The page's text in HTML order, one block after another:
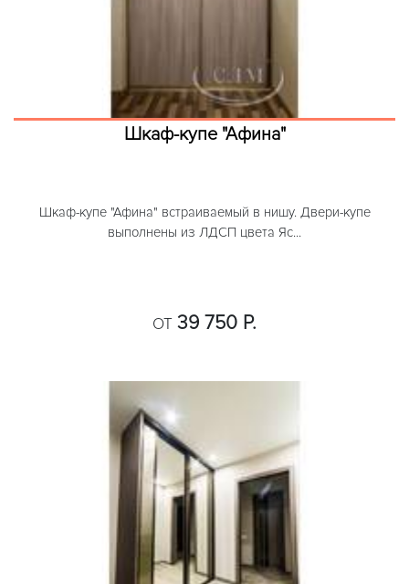
Шкаф-купе "Афина"
Шкаф-купе "Афина" встраиваемый в нишу. Двери-купе
выполнены из ЛДСП цвета Яс...
ОТ 39 750 Р.